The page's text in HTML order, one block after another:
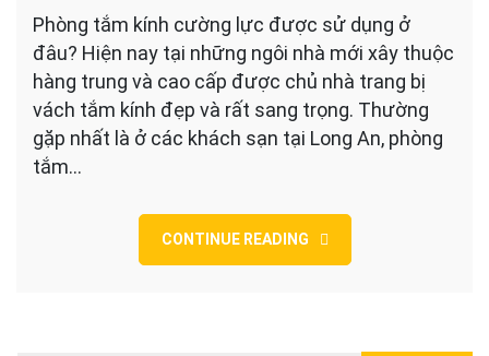
tắm
kính
cường
đẹp
và
Phòng tắm kính cường lực được sử dụng ở
đâu? Hiện nay tại những ngôi nhà mới xây thuộc
hàng trung và cao cấp được chủ nhà trang bị
vách tắm kính đẹp và rất sang trọng. Thường
gặp nhất là ở các khách sạn tại Long An, phòng
tắm…
CONTINUE READING